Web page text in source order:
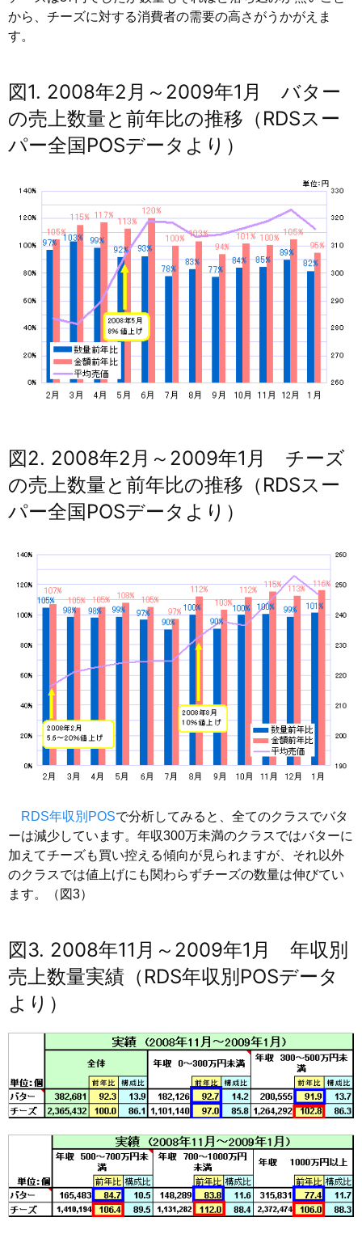
から、チーズに対する消費者の需要の高さがうかがえま
す。
図1. 2008年2月～2009年1月 バター
の売上数量と前年比の推移（RDSスー
パー全国POSデータより）
図2. 2008年2月～2009年1月 チーズ
の売上数量と前年比の推移（RDSスー
パー全国POSデータより）
RDS年収別POSで分析してみると、全てのクラスでバタ
ーは減少しています。年収300万未満のクラスではバターに
加えてチーズも買い控える傾向が見られますが、それ以外
のクラスでは値上げにも関わらずチーズの数量は伸びてい
ます。（図3）
図3. 2008年11月～2009年1月 年収別
売上数量実績（RDS年収別POSデータ
より）